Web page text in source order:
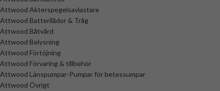
Attwood Akterspegelsavlastare
Attwood Batterilådor & Tråg
Attwood Båtvård
Attwood Belysning
Attwood Förtöjning
Attwood Förvaring & tillbehör
Attwood Länspumpar-Pumpar för betessumpar
Attwood Övrigt